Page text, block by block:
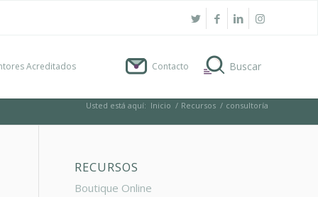
Acreditados Contacto
Usted está aquí: Inicio / Recursos / consultoría
RECURSOS
Boutique Online